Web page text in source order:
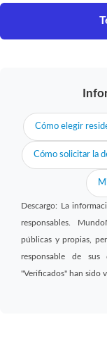
Cómo elegir
Cómo solicitar la
Descargo: La
responsables.
públicas y propias,
responsable de sus
"Verificados" han sido